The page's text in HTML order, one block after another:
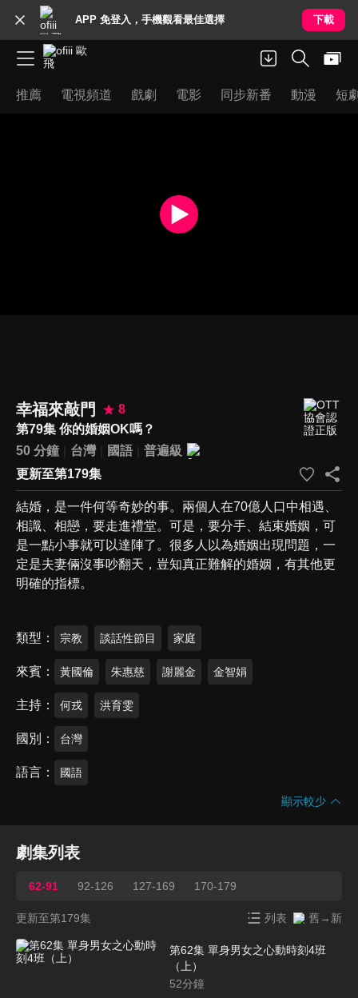
APP 免登入，手機觀看最佳選擇 下載
推薦 電視頻道 戲劇 電影 同步新番 動漫 短
幸福來敲門
8
第79集 你的婚姻OK嗎？
50 分鐘
台灣 國語
普遍級
更新至第179集
結婚，是一件何等奇妙的事。兩個人在70億人口中相遇、
相識、相戀，要走進禮堂。可是，要分手、結束婚姻，可
是一點小事就可以達陣了。很多人以為婚姻出現問題，一
定是夫妻倆沒事吵翻天，豈知真正難解的婚姻，有其他更
明確的指標。
類型 宗教 談話性節目 家庭
來賓 黃國倫 朱惠慈 謝麗金 金智娟
主持 何戎 洪育雯
國別 台灣
語言 國語
顯示較少
劇集列表
62-91 92-126 127-169 170-179
更新至第179集 列表 舊→新
第62集 單身男女之心動時刻4班
（上）
52分鐘